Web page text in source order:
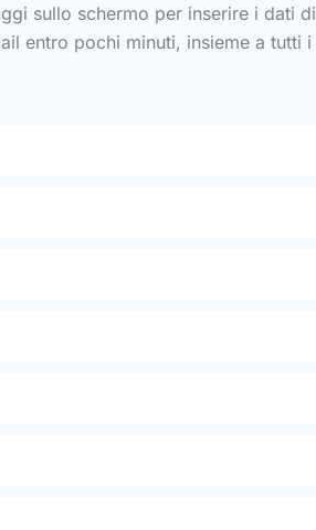
sullo schermo per inserire i dati di
entro pochi minuti, insieme a tutti i